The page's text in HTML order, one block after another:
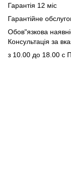
Гарантія 12 міс
Гарантійне
Обов"язкова
Консультація за
з 10.00 до 18.00 с